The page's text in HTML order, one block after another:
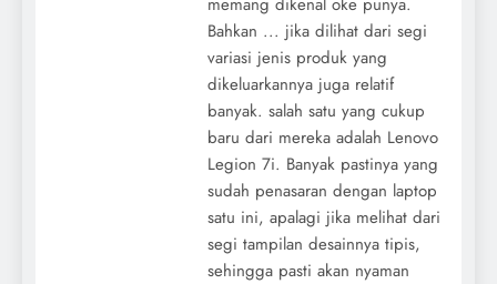
Bahkan ... jika dilihat dari segi
variasi jenis produk yang
dikeluarkannya juga relatif
banyak. salah satu yang cukup
baru dari mereka adalah Lenovo
Legion 7i. Banyak pastinya yang
sudah penasaran dengan laptop
satu ini, apalagi jika melihat dari
segi tampilan desainnya tipis,
sehingga pasti akan nyaman